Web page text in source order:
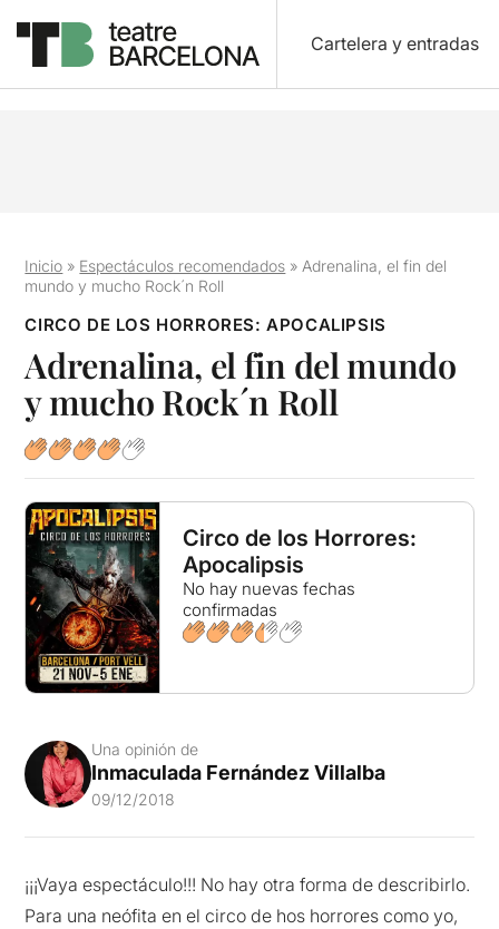
Cartelera y entradas
Inicio » Espectáculos recomendados » Adrenalina, el fin del
mundo y mucho Rock´n Roll
CIRCO DE LOS HORRORES: APOCALIPSIS
Adrenalina, el fin del mundo
y mucho Rock´n Roll
Circo de los Horrores:
Apocalipsis
No hay nuevas fechas
confirmadas
Una opinión de
Inmaculada Fernández Villalba
09/12/2018
¡¡¡Vaya espectáculo!!! No hay otra forma de describirlo.
Para una neófita en el circo de hos horrores como yo,